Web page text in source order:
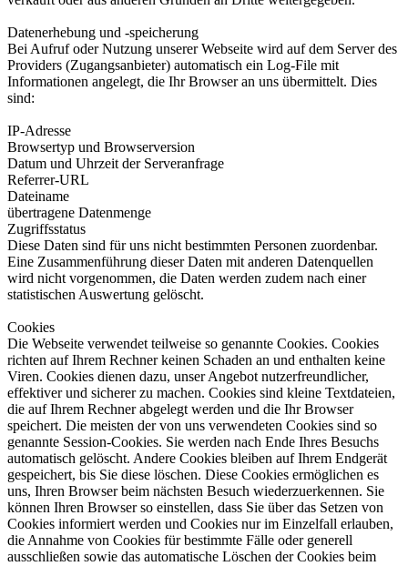
Datenerhebung und -speicherung
Bei Aufruf oder Nutzung unserer Webseite wird auf dem Server des
Providers (Zugangsanbieter) automatisch ein Log-File mit
Informationen angelegt, die Ihr Browser an uns übermittelt. Dies
sind:
IP-Adresse
Browsertyp und Browserversion
Datum und Uhrzeit der Serveranfrage
Referrer-URL
Dateiname
übertragene Datenmenge
Zugriffsstatus
Diese Daten sind für uns nicht bestimmten Personen zuordenbar.
Eine Zusammenführung dieser Daten mit anderen Datenquellen
wird nicht vorgenommen, die Daten werden zudem nach einer
statistischen Auswertung gelöscht.
Cookies
Die Webseite verwendet teilweise so genannte Cookies. Cookies
richten auf Ihrem Rechner keinen Schaden an und enthalten keine
Viren. Cookies dienen dazu, unser Angebot nutzerfreundlicher,
effektiver und sicherer zu machen. Cookies sind kleine Textdateien,
die auf Ihrem Rechner abgelegt werden und die Ihr Browser
speichert. Die meisten der von uns verwendeten Cookies sind so
genannte Session-Cookies. Sie werden nach Ende Ihres Besuchs
automatisch gelöscht. Andere Cookies bleiben auf Ihrem Endgerät
gespeichert, bis Sie diese löschen. Diese Cookies ermöglichen es
uns, Ihren Browser beim nächsten Besuch wiederzuerkennen. Sie
können Ihren Browser so einstellen, dass Sie über das Setzen von
Cookies informiert werden und Cookies nur im Einzelfall erlauben,
die Annahme von Cookies für bestimmte Fälle oder generell
ausschließen sowie das automatische Löschen der Cookies beim